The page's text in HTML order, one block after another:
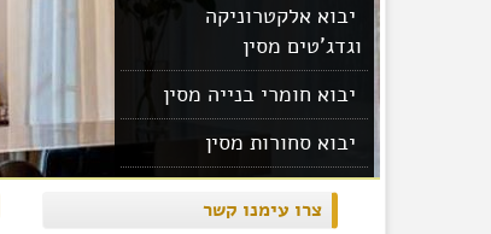
יבוא אלקטרוניקה
וגדג'טים מסין
יבוא חומרי בנייה מסין
יבוא סחורות מסין
יבוא מוצרים מסין
צרו עימנו קשר